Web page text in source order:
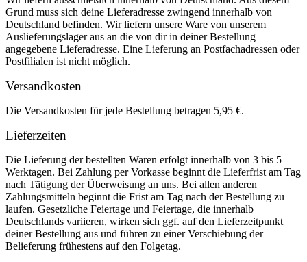
Grund muss sich deine Lieferadresse zwingend innerhalb von
Deutschland befinden. Wir liefern unsere Ware von unserem
Auslieferungslager aus an die von dir in deiner Bestellung
angegebene Lieferadresse. Eine Lieferung an Postfachadressen oder
Postfilialen ist nicht möglich.
Versandkosten
Die Versandkosten für jede Bestellung betragen 5,95 €.
Lieferzeiten
Die Lieferung der bestellten Waren erfolgt innerhalb von 3 bis 5
Werktagen. Bei Zahlung per Vorkasse beginnt die Lieferfrist am Tag
nach Tätigung der Überweisung an uns. Bei allen anderen
Zahlungsmitteln beginnt die Frist am Tag nach der Bestellung zu
laufen. Gesetzliche Feiertage und Feiertage, die innerhalb
Deutschlands variieren, wirken sich ggf. auf den Lieferzeitpunkt
deiner Bestellung aus und führen zu einer Verschiebung der
Belieferung frühestens auf den Folgetag.